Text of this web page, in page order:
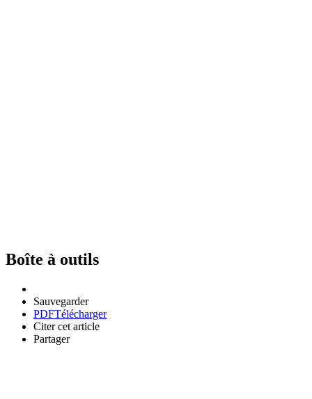
Boîte à outils
Sauvegarder
PDFTélécharger
Citer cet article
Partager